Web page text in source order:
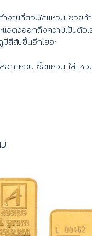
ำงานที่สวมใส่แหวน ช่วย
แสดงออกถึงความเป็นตัว
สีสันขึ้นอีกเยอะ
ลือกแหวน ซื้อแหวน ใส่แหว